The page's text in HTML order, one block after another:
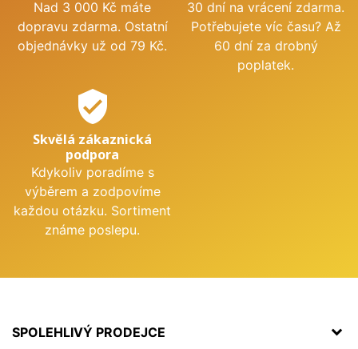
Nad 3 000 Kč máte
dopravu zdarma. Ostatní
objednávky už od 79 Kč.
30 dní na vrácení zdarma.
Potřebujete víc času? Až
60 dní za drobný
poplatek.
verified_user
Skvělá zákaznická
podpora
Kdykoliv poradíme s
výběrem a zodpovíme
každou otázku. Sortiment
známe poslepu.
SPOLEHLIVÝ PRODEJCE